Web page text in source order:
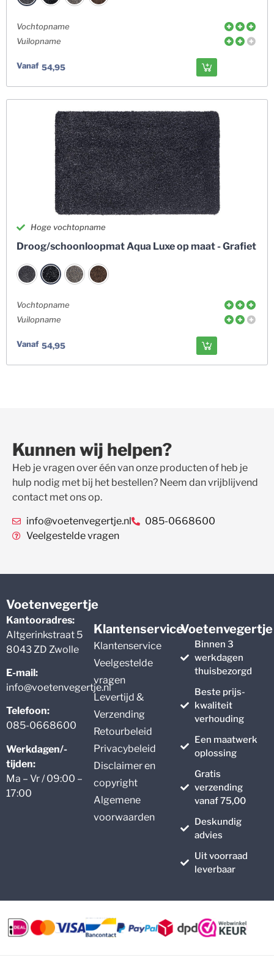
Vochtopname
Vuilopname
Vanaf 54,95
Hoge vochtopname
Droog/schoonloopmat Aqua Luxe op maat - Grafiet
Vochtopname
Vuilopname
Vanaf 54,95
Kunnen wij helpen?
Heb je vragen over één van onze producten of heb je
hulp nodig met bij het bestellen? Neem dan vrijblijvend
contact met ons op.
info@voetenvegertje.nl
085-0668600
Veelgestelde vragen
Voetenvegertje
Kantooradres:
Altgerinkstraat 5
8043 ZD Zwolle
E-mail:
info@voetenvegertje.nl
Telefoon:
085-0668600
Werkdagen/-
tijden:
Ma – Vr / 09:00 –
17:00
Klantenservice
Klantenservice
Veelgestelde
vragen
Levertijd &
Verzending
Retourbeleid
Privacybeleid
Disclaimer en
copyright
Algemene
voorwaarden
Voetenvegertje
Binnen 3
werkdagen
thuisbezorgd
Beste prijs-
kwaliteit
verhouding
Een maatwerk
oplossing
Gratis
verzending
vanaf 75,00
Deskundig
advies
Uit voorraad
leverbaar